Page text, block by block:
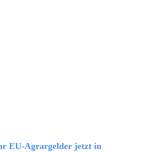
EU-Agrargelder jetzt in